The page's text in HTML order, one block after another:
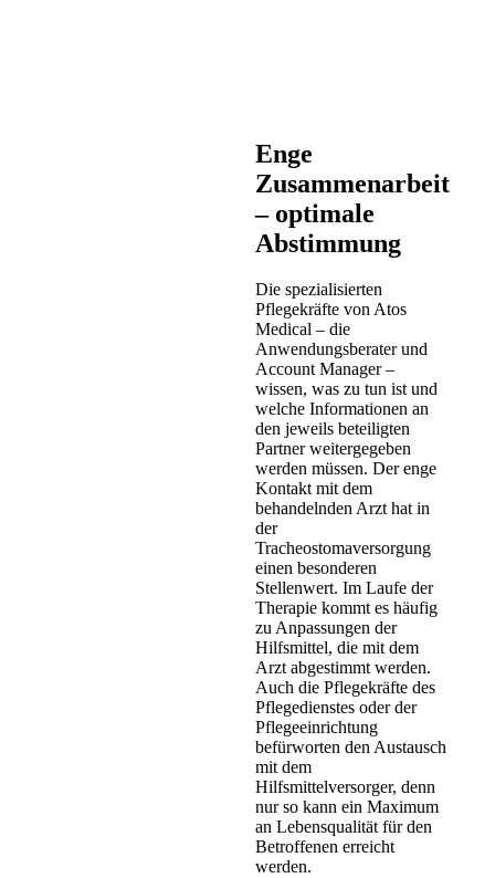
Enge
Zusammenarbeit
– optimale
Abstimmung
Die spezialisierten
Pflegekräfte von Atos
Medical – die
Anwendungsberater und
Account Manager –
wissen, was zu tun ist und
welche Informationen an
den jeweils beteiligten
Partner weitergegeben
werden müssen. Der enge
Kontakt mit dem
behandelnden Arzt hat in
der
Tracheostomaversorgung
einen besonderen
Stellenwert. Im Laufe der
Therapie kommt es häufig
zu Anpassungen der
Hilfsmittel, die mit dem
Arzt abgestimmt werden.
Auch die Pflegekräfte des
Pflegedienstes oder der
Pflegeeinrichtung
befürworten den Austausch
mit dem
Hilfsmittelversorger, denn
nur so kann ein Maximum
an Lebensqualität für den
Betroffenen erreicht
werden.